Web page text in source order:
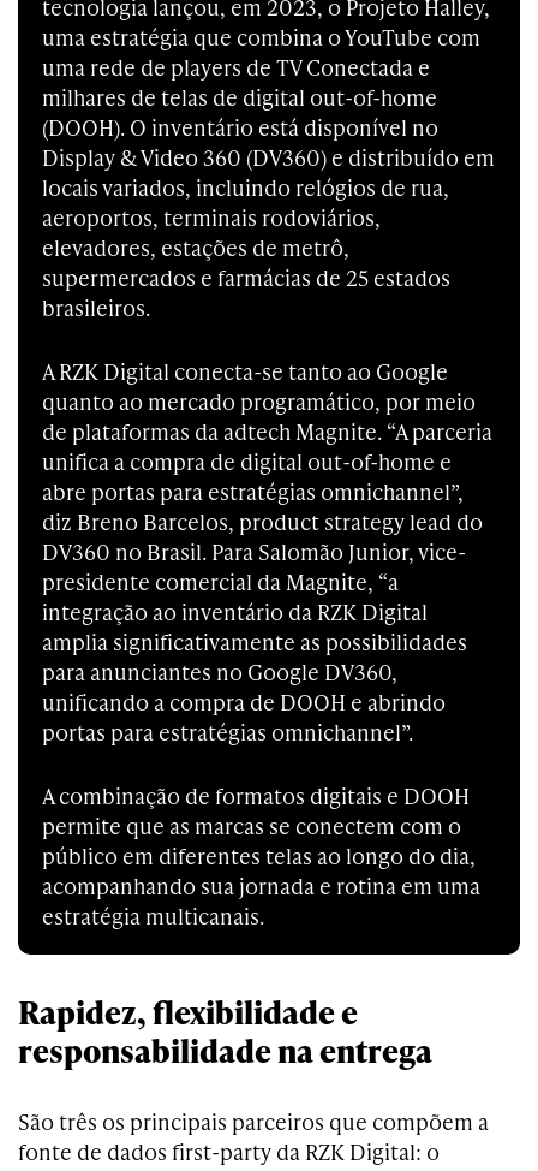
tecnologia lançou, em 2023, o Projeto Halley,
uma estratégia que combina o YouTube com
uma rede de players de TV Conectada e
milhares de telas de digital out-of-home
(DOOH). O inventário está disponível no
Display & Video 360 (DV360) e distribuído em
locais variados, incluindo relógios de rua,
aeroportos, terminais rodoviários,
elevadores, estações de metrô,
supermercados e farmácias de 25 estados
brasileiros.
A RZK Digital conecta-se tanto ao Google
quanto ao mercado programático, por meio
de plataformas da adtech Magnite. “A parceria
unifica a compra de digital out-of-home e
abre portas para estratégias omnichannel”,
diz Breno Barcelos, product strategy lead do
DV360 no Brasil. Para Salomão Junior, vice-
presidente comercial da Magnite, “a
integração ao inventário da RZK Digital
amplia significativamente as possibilidades
para anunciantes no Google DV360,
unificando a compra de DOOH e abrindo
portas para estratégias omnichannel”.
A combinação de formatos digitais e DOOH
permite que as marcas se conectem com o
público em diferentes telas ao longo do dia,
acompanhando sua jornada e rotina em uma
estratégia multicanais.
Rapidez, flexibilidade e
responsabilidade na entrega
São três os principais parceiros que compõem a
fonte de dados first-party da RZK Digital: o